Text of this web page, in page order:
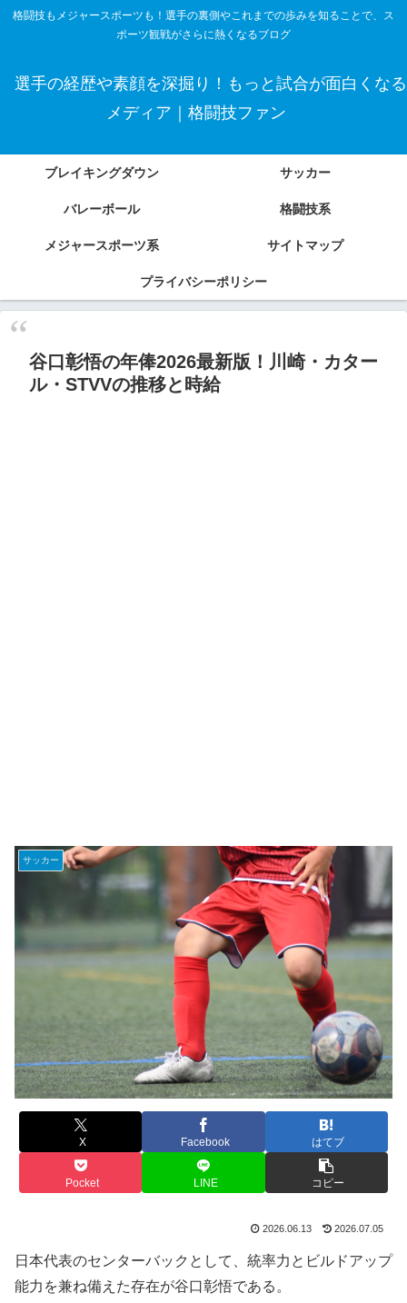
格闘技もメジャースポーツも！選手の裏側やこれまでの歩みを知ることで、ス
ポーツ観戦がさらに熱くなるブログ
選手の経歴や素顔を深掘り！もっと試合が面白くなる
メディア｜格闘技ファン
ブレイキングダウン サッカー
バレーボール 格闘技系
メジャースポーツ系 サイトマップ
プライバシーポリシー
谷口彰悟の年俸2026最新版！川崎・カター
ル・STVVの推移と時給
サッカー
X Facebook はてブ
Pocket LINE コピー
2026.06.13 2026.07.05
日本代表のセンターバックとして、統率力とビルドアップ
能力を兼ね備えた存在が谷口彰悟である。